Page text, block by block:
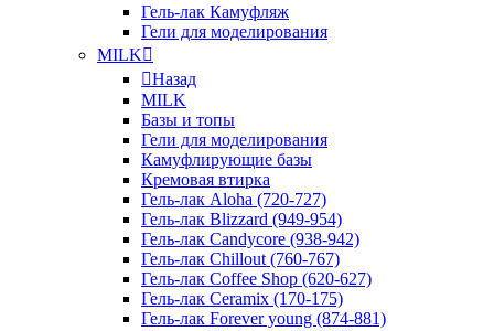
Гель-лак Камуфляж
Гели для моделирования
MILK
Назад
MILK
Базы и топы
Гели для моделирования
Камуфлирующие базы
Кремовая втирка
Гель-лак Aloha (720-727)
Гель-лак Blizzard (949-954)
Гель-лак Candycore (938-942)
Гель-лак Chillout (760-767)
Гель-лак Coffee Shop (620-627)
Гель-лак Ceramix (170-175)
Гель-лак Forever young (874-881)